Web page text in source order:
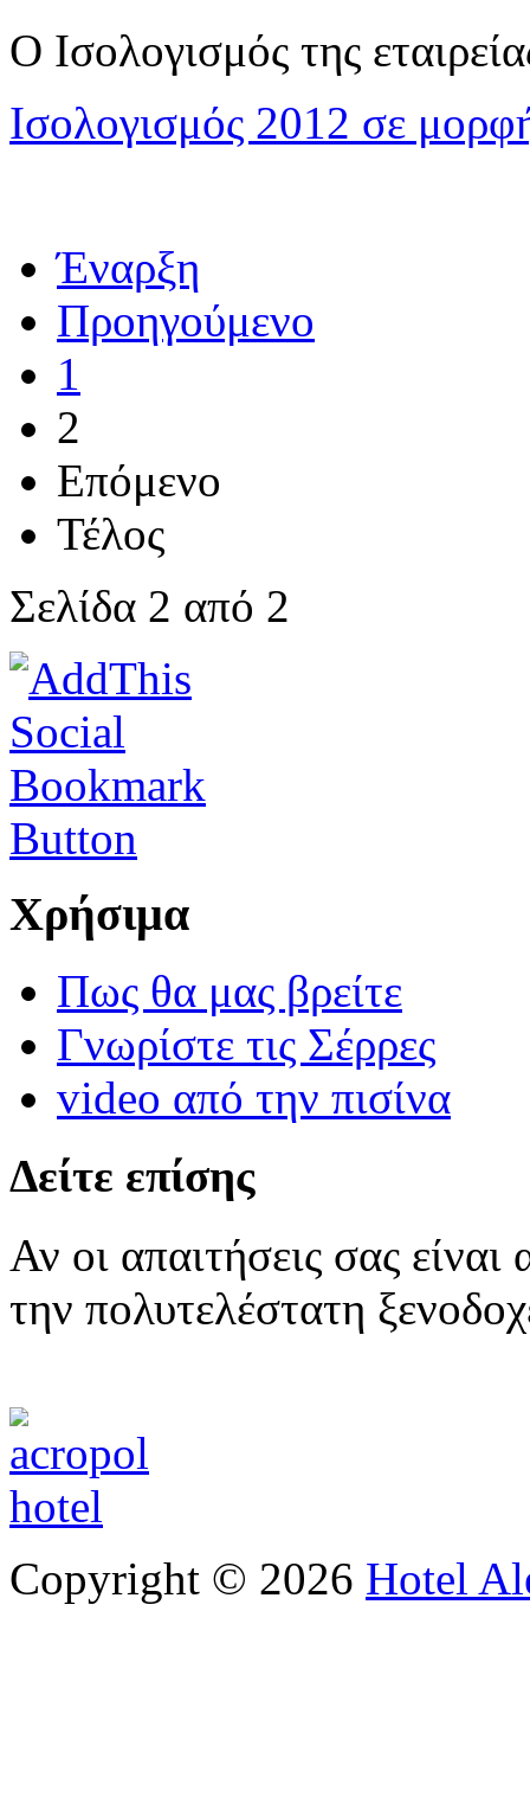
Ο Ισολογισμός της
Ισολογισμός 2012 σε
Έναρξη
Προηγούμενο
1
2
Επόμενο
Τέλος
Σελίδα 2 από 2
Χρήσιμα
Πως θα μας βρείτε
Γνωρίστε τις Σέρρες
video από την πισίνα
Δείτε επίσης
Αν οι απαιτήσεις σας
την πολυτελέστατη
Copyright © 2026 Hotel